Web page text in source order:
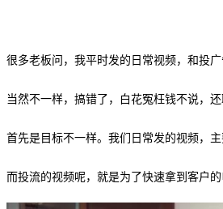
很多老板问，我平时发的日常视频，和投广
当然不一样，搞错了，白花冤枉钱不说，还
首先是目标不一样。我们日常发的视频，
而投流的视频呢，就是为了快速拿到客户